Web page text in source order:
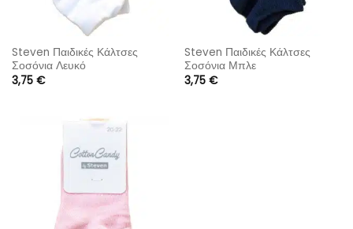
Steven Παιδικές Κάλτσες
Σοσόνια Λευκό
3,75 €
Steven Παιδικές Κάλτσες
Σοσόνια Μπλε
3,75 €